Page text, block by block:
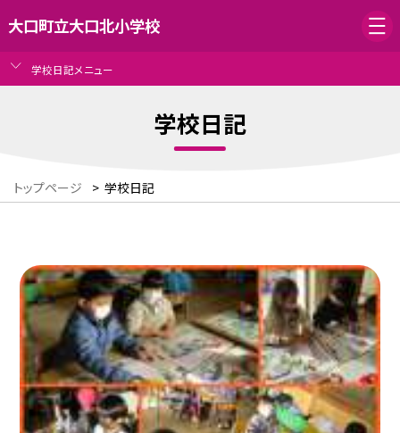
大口町立大口北小学校
学校日記メニュー
学校日記
トップページ > 学校日記